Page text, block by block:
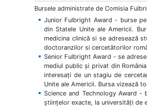
Bursele administrate de Comisia
Junior Fulbright Award - burse
din Statele Unite ale Americii.
medicina clinică si se adresează
doctoranzilor si cercetătorilor
Senior Fulbright Award - se
mediul public și privat din
interesați de un stagiu de
Unite ale Americii. Bursa vizează
Science and Technology Award -
științelor exacte, la universități de